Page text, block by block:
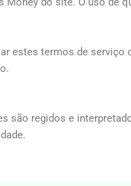
estes termos de
são regidos e